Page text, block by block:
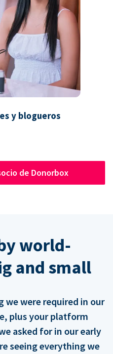
y blogueros
de Donorbox
world-
and small
we were required in our
plus your platform
asked for in our early
seeing everything we